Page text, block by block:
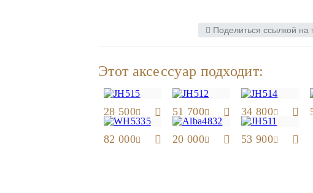
Поделиться ссылкой на
Этот аксессуар подходит:
28 500 51 700 34 800
82 000 20 000 53 900